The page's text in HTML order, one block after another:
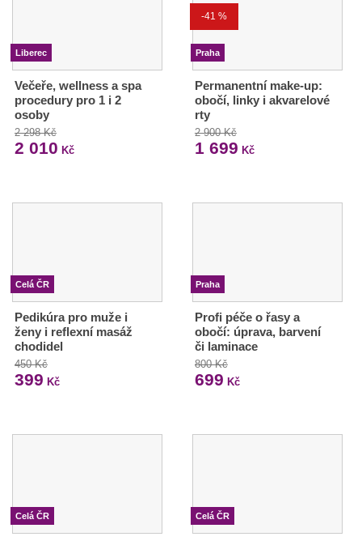
Liberec
Večeře, wellness a spa
procedury pro 1 i 2
osoby
2 298 Kč
2 010 Kč
-41 %
Praha
Permanentní make-up:
obočí, linky i akvarelové
rty
2 900 Kč
1 699 Kč
Celá ČR
Pedikúra pro muže i
ženy i reflexní masáž
chodidel
450 Kč
399 Kč
Praha
Profi péče o řasy a
obočí: úprava, barvení
či laminace
800 Kč
699 Kč
Celá ČR Celá ČR